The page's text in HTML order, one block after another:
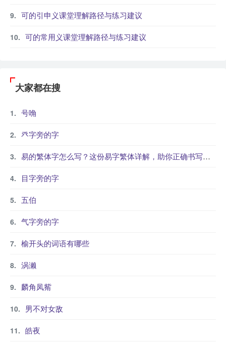
可的引申义课堂理解路径与练习建议
可的常用义课堂理解路径与练习建议
大家都在搜
号唃
癶字旁的字
易的繁体字怎么写？这份易字繁体详解，助你正确书写汉字_汉字繁体学习
目字旁的字
五伯
气字旁的字
榆开头的词语有哪些
涡濑
麟角凤觜
男不对女敌
皓夜